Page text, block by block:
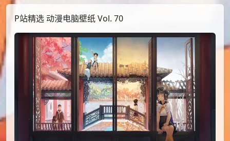
P站精选 动漫电脑壁纸 Vol. 70